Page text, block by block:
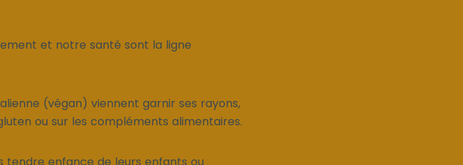
et notre santé sont la ligne
(végan) viennent garnir ses rayons,
ou sur les compléments alimentaires.
tendre enfance de leurs enfants ou